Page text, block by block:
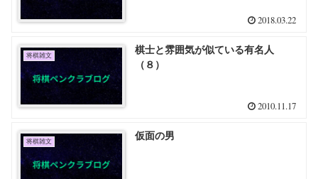
2018.03.22
将棋雑文
棋士と雰囲気が似ている有名人
（８）
2010.11.17
将棋雑文 仮面の男